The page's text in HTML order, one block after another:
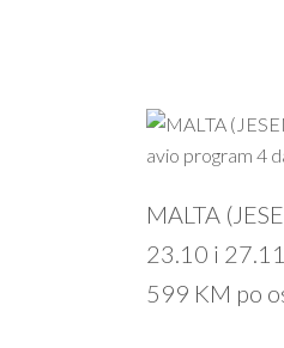
MALTA
23.10 i
599 KM po